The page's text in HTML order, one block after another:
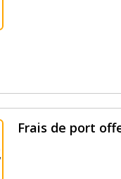
Frais de port